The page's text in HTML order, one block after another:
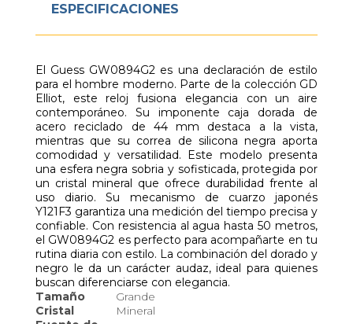
ESPECIFICACIONES
El Guess GW0894G2 es una declaración de estilo
para el hombre moderno. Parte de la colección GD
Elliot, este reloj fusiona elegancia con un aire
contemporáneo. Su imponente caja dorada de
acero reciclado de 44 mm destaca a la vista,
mientras que su correa de silicona negra aporta
comodidad y versatilidad. Este modelo presenta
una esfera negra sobria y sofisticada, protegida por
un cristal mineral que ofrece durabilidad frente al
uso diario. Su mecanismo de cuarzo japonés
Y121F3 garantiza una medición del tiempo precisa y
confiable. Con resistencia al agua hasta 50 metros,
el GW0894G2 es perfecto para acompañarte en tu
rutina diaria con estilo. La combinación del dorado y
negro le da un carácter audaz, ideal para quienes
buscan diferenciarse con elegancia.
Tamaño
Grande
Cristal
Mineral